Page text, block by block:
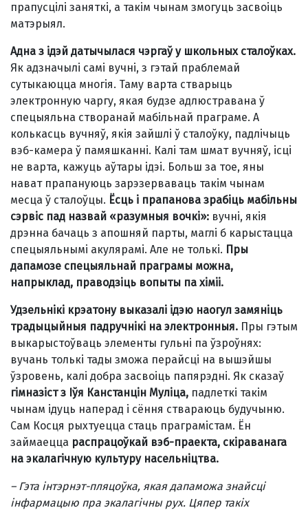
прапусцілі заняткі, а такім чынам змогуць засвоіць
матэрыял.
Адна з ідэй датычылася чэргаў у школьных сталоўках.
Як адзначылі самі вучні, з гэтай праблемай
сутыкаюцца многія. Таму варта стварыць
электронную чаргу, якая будзе адлюстравана ў
спецыяльна створанай мабільнай праграме. А
колькасць вучняў, якія зайшлі ў сталоўку, падлічыць
вэб-камера ў памяшканні. Калі там шмат вучняў, ісці
не варта, кажуць аўтары ідэі. Больш за тое, яны
нават прапануюць зарэзерваваць такім чынам
месца ў сталоўцы. Ёсць і прапанова зрабіць мабільны
сэрвіс пад назвай «разумныя вочкі»: вучні, якія
дрэнна бачаць з апошняй парты, маглі б карыстацца
спецыяльнымі акулярамі. Але не толькі. Пры
дапамозе спецыяльнай праграмы можна,
напрыклад, праводзіць вопыты па хіміі.
Удзельнікі крэатону выказалі ідэю наогул замяніць
традыцыйныя падручнікі на электронныя. Пры гэтым
выкарыстоўваць элементы гульні па ўзроўнях:
вучань толькі тады зможа перайсці на вышэйшы
ўзровень, калі добра засвоіць папярэдні. Як сказаў
гімназіст з Іўя Канстанцін Муліца, падлеткі такім
чынам ідуць наперад і сёння ствараюць будучыню.
Сам Косця рыхтуецца стаць праграмістам. Ён
займаецца распрацоўкай вэб-праекта, скіраванага
на экалагічную культуру насельніцтва.
– Гэта інтэрнэт-пляцоўка, якая дапаможа знайсці
інфармацыю пра экалагічны рух. Цяпер такіх